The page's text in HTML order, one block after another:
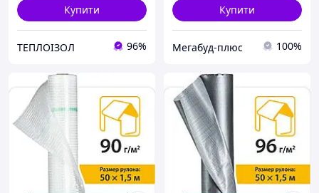
Купити
ТЕПЛОIЗОЛ 96%
Купити
Мегабуд-плюс 100%